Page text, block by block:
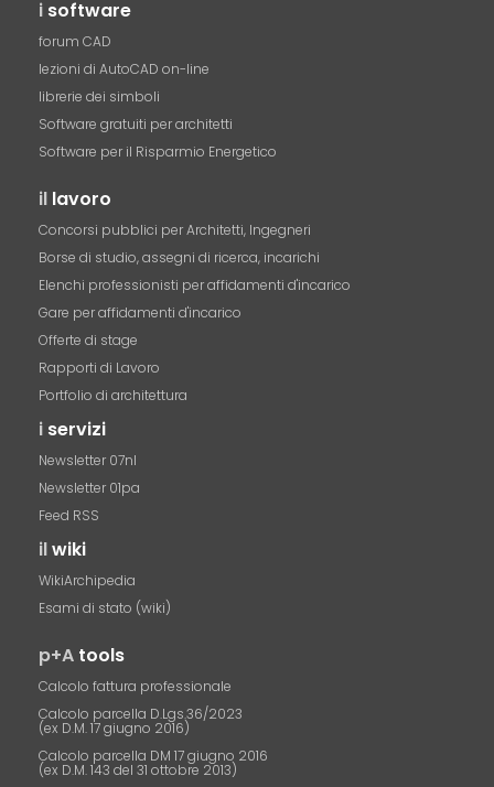
i software
forum CAD
lezioni di AutoCAD on-line
librerie dei simboli
Software gratuiti per architetti
Software per il Risparmio Energetico
il lavoro
Concorsi pubblici per Architetti, Ingegneri
Borse di studio, assegni di ricerca, incarichi
Elenchi professionisti per affidamenti d'incarico
Gare per affidamenti d'incarico
Offerte di stage
Rapporti di Lavoro
Portfolio di architettura
i servizi
Newsletter 07nl
Newsletter 01pa
Feed RSS
ilwiki
WikiArchipedia
Esami di stato (wiki)
p+A tools
Calcolo fattura professionale
Calcolo parcella D.Lgs.36/2023
(ex D.M. 17 giugno 2016)
Calcolo parcella DM 17 giugno 2016
(ex D.M. 143 del 31 ottobre 2013)